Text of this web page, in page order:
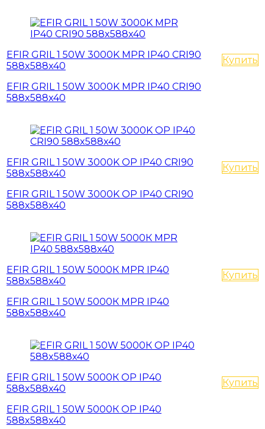
EFIR GRIL 1 50W 3000K MPR IP40 CRI90
588x588x40
EFIR GRIL 1 50W 3000K MPR IP40 CRI90
588x588x40
Купить
EFIR GRIL 1 50W 3000K OP IP40 CRI90
588x588x40
EFIR GRIL 1 50W 3000K OP IP40 CRI90
588x588x40
Купить
EFIR GRIL 1 50W 5000К MPR IP40
588x588x40
EFIR GRIL 1 50W 5000К MPR IP40
588x588x40
Купить
EFIR GRIL 1 50W 5000К OP IP40
588x588x40
EFIR GRIL 1 50W 5000К OP IP40
588x588x40
Купить